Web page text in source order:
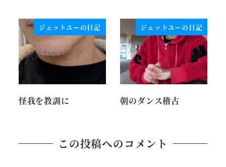
ジェットユーの日記
怪我を教訓に
ジェットユーの日記
朝のダンス稽古
この投稿へのコメント